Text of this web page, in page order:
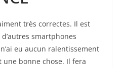
très correctes. Il est
smartphones
eu aucun ralentissement
une bonne chose. Il fera